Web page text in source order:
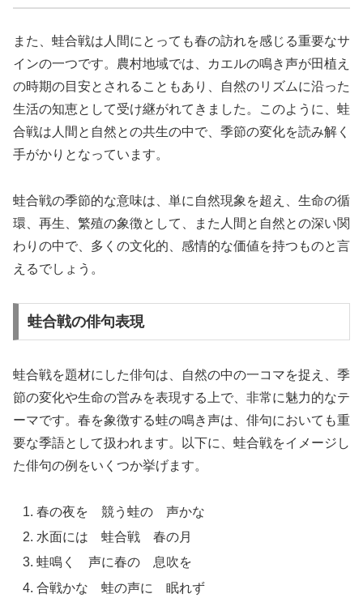
また、蛙合戦は人間にとっても春の訪れを感じる重要なサ
インの一つです。農村地域では、カエルの鳴き声が田植え
の時期の目安とされることもあり、自然のリズムに沿った
生活の知恵として受け継がれてきました。このように、蛙
合戦は人間と自然との共生の中で、季節の変化を読み解く
手がかりとなっています。
蛙合戦の季節的な意味は、単に自然現象を超え、生命の循
環、再生、繁殖の象徴として、また人間と自然との深い関
わりの中で、多くの文化的、感情的な価値を持つものと言
えるでしょう。
蛙合戦の俳句表現
蛙合戦を題材にした俳句は、自然の中の一コマを捉え、季
節の変化や生命の営みを表現する上で、非常に魅力的なテ
ーマです。春を象徴する蛙の鳴き声は、俳句においても重
要な季語として扱われます。以下に、蛙合戦をイメージし
た俳句の例をいくつか挙げます。
春の夜を 競う蛙の 声かな
水面には 蛙合戦 春の月
蛙鳴く 声に春の 息吹を
合戦かな 蛙の声に 眠れず